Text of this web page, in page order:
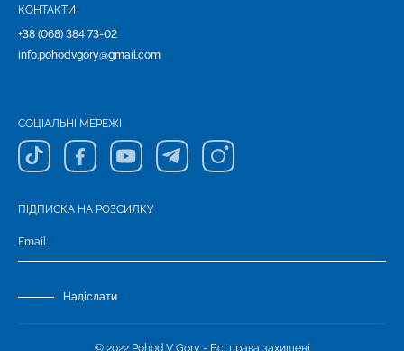
КОНТАКТИ
+38 (068) 384 73-02
info.pohodvgory@gmail.com
СОЦІАЛЬНІ МЕРЕЖІ
ПІДПИСКА НА РОЗСИЛКУ
Надіслати